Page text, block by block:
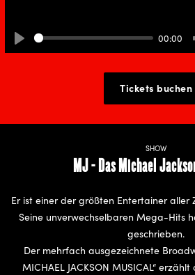
Play
00:00
Tickets buchen
SHOW
MJ - Das Michael
Er ist einer der größten Entertainer aller
Seine unverwechselbaren Mega-Hits
geschrieben.
Der mehrfach ausgezeichnete
MICHAEL JACKSON MUSICAL“